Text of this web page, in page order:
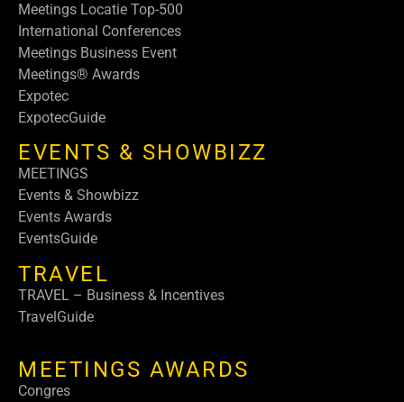
Meetings Locatie Top-500
International Conferences
Meetings Business Event
Meetings® Awards
Expotec
ExpotecGuide
EVENTS & SHOWBIZZ
MEETINGS
Events & Showbizz
Events Awards
EventsGuide
TRAVEL
TRAVEL – Business & Incentives
TravelGuide
MEETINGS AWARDS
Congres